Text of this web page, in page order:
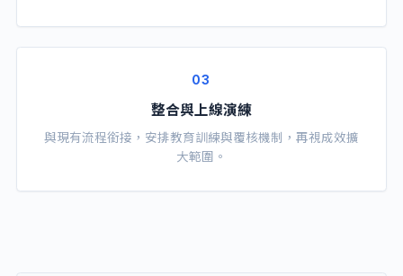
03
整合與上線演練
與現有流程銜接，安排教育訓練與覆核機制，再視成效擴
大範圍。